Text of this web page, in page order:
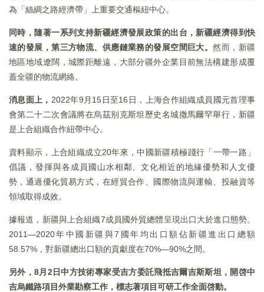
為「絲綢之路經濟帶」上重要交通樞紐中心。
同時，隨著一系列支持新疆經濟發展政策的出台，新疆經濟得到快
速的發展，第三方物流、供應鏈業務的發展空間巨大。然而，新疆
地區地域遼闊，城際距離遠，大部分疆外企業目前無法構建形成覆
蓋全疆的物流網絡。
消息面上， 2022年9月15日至16日，上海合作組織成員國元首理事
會第二十二次會議將在烏茲别克斯坦歷史名城撒馬爾罕舉行，新疆
是上合組織合作紐帶中心。
資料顯示，上合組織成立20年來，中國新疆積極踐行「一帶一路」
倡議，發揮與各成員國山水相鄰、文化相近的地緣優勢和人文優
勢，通過優化貿易方式，在經貿合作、國際物流與運輸、投融資等
領域取得成效。
據報道，新疆與上合組織7成員國外貿總體呈現出口大於進口態勢。
2011—2020年中國新疆與7國年均出口額佔新疆進出口總額
58.57%，對新疆總出口額的貢獻度在70%—90%之間。
另外，8月2日中方技術專家受吉方委託飛抵吉爾吉斯斯坦，開啓中
吉烏鐵路項目外業勘察工作，標志著項目可研工作全面啓動。